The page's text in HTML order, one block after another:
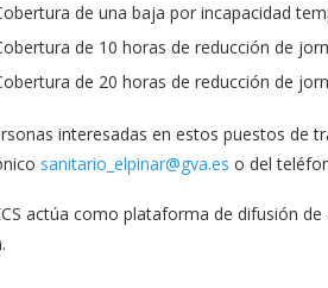
de una baja por incapacidad
de 10 horas de reducción de
de 20 horas de reducción de
interesadas en estos puestos de
sanitario_elpinar@gva.es o del
actúa como plataforma de difusión